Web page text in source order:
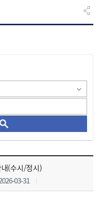
(수시/정시)
03-31